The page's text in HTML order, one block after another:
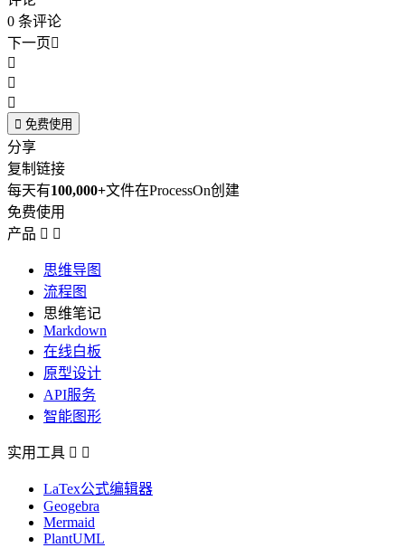
0 条评论
下一页



 免费使用
分享
复制链接
每天有100,000+文件在ProcessOn创建
免费使用
产品  
思维导图
流程图
思维笔记
Markdown
在线白板
原型设计
API服务
智能图形
实用工具  
LaTex公式编辑器
Geogebra
Mermaid
PlantUML